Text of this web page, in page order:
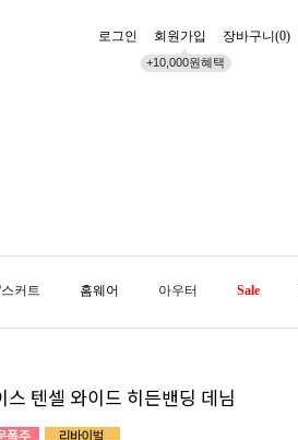
로그인 회원가입
+10,000원혜택
장바구니(0)
커트 홈웨어 아우터 Sale
스 텐셀 와이드 히든밴딩 데님